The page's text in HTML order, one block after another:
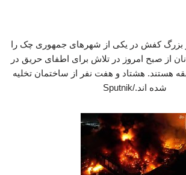
بزرگ کفش در یکی از شهرهای جمهوری چک را
از صبح امروز در تلاش برای اطفای حریق در
۱۲ طبقه هستند. هشتاد و هفت نفر از ساختمان تخلیه
شده اند./Sputnik